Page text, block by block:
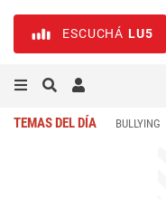
ESCUCHÁ LU5
TEMAS DEL DÍA BULLYING